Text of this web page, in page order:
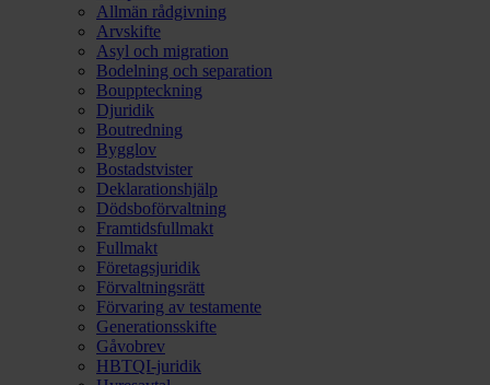
Allmän rådgivning
Arvskifte
Asyl och migration
Bodelning och separation
Bouppteckning
Djuridik
Boutredning
Bygglov
Bostadstvister
Deklarationshjälp
Dödsboförvaltning
Framtidsfullmakt
Fullmakt
Företagsjuridik
Förvaltningsrätt
Förvaring av testamente
Generationsskifte
Gåvobrev
HBTQI-juridik